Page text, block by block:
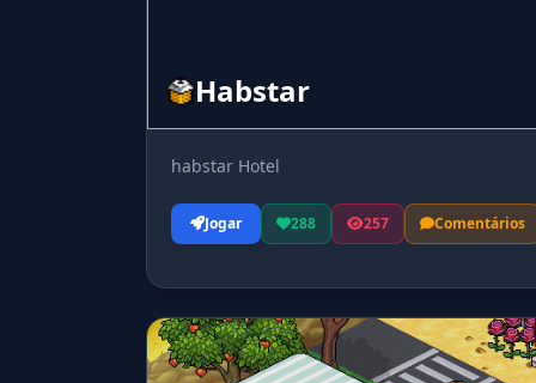
Habstar
habstar Hotel
Jogar 288 257 Comentários